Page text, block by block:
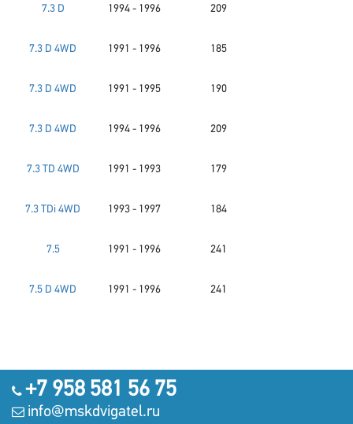
7.3 D 1994 - 1996 209
7.3 D 4WD 1991 - 1996 185
7.3 D 4WD 1991 - 1995 190
7.3 D 4WD 1994 - 1996 209
7.3 TD 4WD 1991 - 1993 179
7.3 TDi 4WD 1993 - 1997 184
7.5 1991 - 1996 241
7.5 D 4WD 1991 - 1996 241
+7 958 581 56 75
info@mskdvigatel.ru